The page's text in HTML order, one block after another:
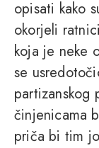
opisati kako
okorjeli
koja je neke
se
partizanskog
činjenicama
priča bi tim